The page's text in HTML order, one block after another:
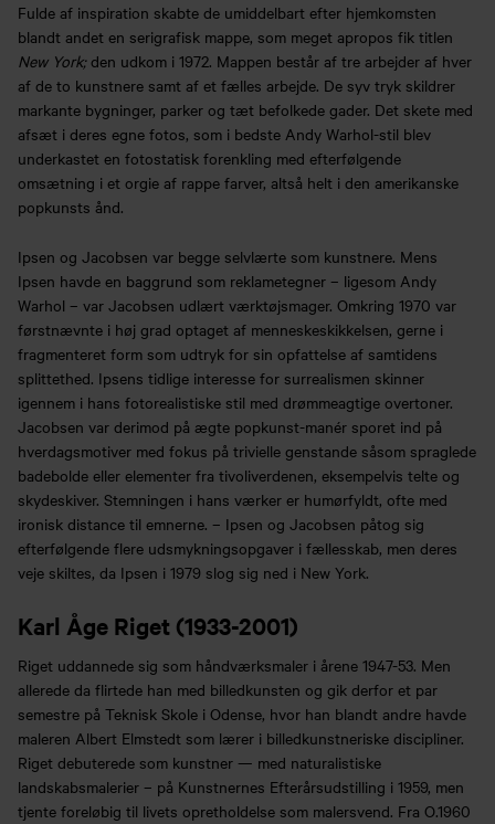
Fulde af inspiration skabte de umiddelbart efter hjemkomsten
blandt andet en serigrafisk mappe, som meget apropos fik titlen
New York;den udkom i 1972. Mappen består af tre arbejder af hver
af de to kunstnere samt af et fælles arbejde. De syv tryk skildrer
markante bygninger, parker og tæt befolkede gader. Det skete med
afsæt i deres egne fotos, som i bedste Andy Warhol-stil blev
underkastet en fotostatisk forenkling med efterfølgende
omsætning i et orgie af rappe farver, altså helt i den amerikanske
popkunsts ånd.
Ipsen og Jacobsen var begge selvlærte som kunstnere. Mens
Ipsen havde en baggrund som reklametegner – ligesom Andy
Warhol – var Jacobsen udlært værktøjsmager. Omkring 1970 var
førstnævnte i høj grad optaget af menneskeskikkelsen, gerne i
fragmenteret form som udtryk for sin opfattelse af samtidens
splittethed. Ipsens tidlige interesse for surrealismen skinner
igennem i hans fotorealistiske stil med drømmeagtige overtoner.
Jacobsen var derimod på ægte popkunst-manér sporet ind på
hverdagsmotiver med fokus på trivielle genstande såsom spraglede
badebolde eller elementer fra tivoliverdenen, eksempelvis telte og
skydeskiver. Stemningen i hans værker er humørfyldt, ofte med
ironisk distance til emnerne. – Ipsen og Jacobsen påtog sig
efterfølgende flere udsmykningsopgaver i fællesskab, men deres
veje skiltes, da Ipsen i 1979 slog sig ned i New York.
Karl Åge Riget (1933-2001)
Riget uddannede sig som håndværksmaler i årene 1947-53. Men
allerede da flirtede han med billedkunsten og gik derfor et par
semestre på Teknisk Skole i Odense, hvor han blandt andre havde
maleren Albert Elmstedt som lærer i billedkunstneriske discipliner.
Riget debuterede som kunstner — med naturalistiske
landskabsmalerier – på Kunstnernes Efterårsudstilling i 1959, men
tjente foreløbig til livets opretholdelse som malersvend. Fra O.1960